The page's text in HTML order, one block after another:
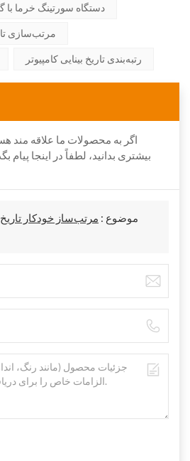
دستگاه سورتینگ خرما با
مرتب‌سازی
رتبه‌بندی تاریخ بینایی کامپیوتر
اگر به محصولات ما علاقه مند
بیشتری بدانید، لطفاً در اینجا پیام
موضوع : مرتب‌ساز خودکار